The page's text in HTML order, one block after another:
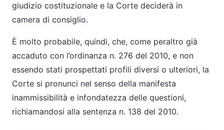
giudizio costituzionale e la Corte deciderà in
camera di consiglio.
È molto probabile, quindi, che, come peraltro già
accaduto con l’ordinanza n. 276 del 2010, e non
essendo stati prospettati profili diversi o ulteriori, la
Corte si pronunci nel senso della manifesta
inammissibilità e infondatezza delle questioni,
richiamandosi alla sentenza n. 138 del 2010.